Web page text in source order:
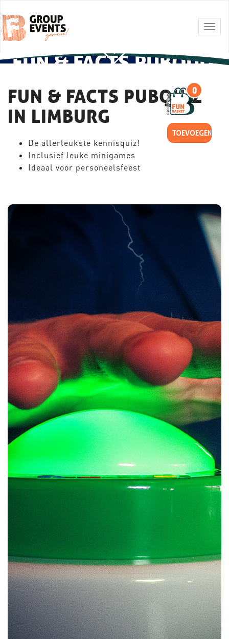
0
FUN & FACTS PUBQUIZ
FUN & FACTS PUBQUIZ
IN LIMBURG
De allerleukste kennisquiz!
Inclusief leuke minigames
Ideaal voor personeelsfeest